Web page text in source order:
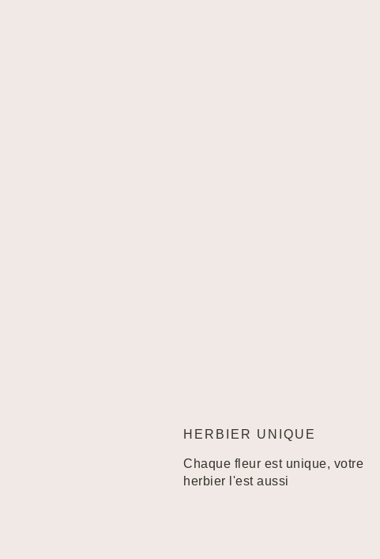
HERBIER UNIQUE
Chaque fleur est unique, votre
herbier l'est aussi